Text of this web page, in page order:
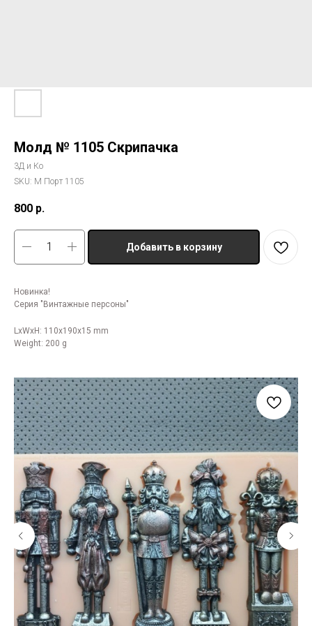
Молд № 1105 Скрипачка
3Д и Ко
SKU: М Порт 1105
800 р.
Добавить в корзину
Новинка!
Серия "Винтажные персоны"
LxWxH: 110x190x15 mm
Weight: 200 g